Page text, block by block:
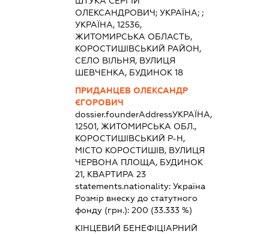
ОЛЕКСАНДРОВИЧ; УКРАЇНА; ;
УКРАЇНА, 12536,
ЖИТОМИРСЬКА ОБЛАСТЬ,
КОРОСТИШІВСЬКИЙ РАЙОН,
СЕЛО ВІЛЬНЯ, ВУЛИЦЯ
ШЕВЧЕНКА, БУДИНОК 18
ПРИДАНЦЕВ ОЛЕКСАНДР
ЄГОРОВИЧ
dossier.founderAddressУКРАЇНА,
12501, ЖИТОМИРСЬКА ОБЛ.,
КОРОСТИШІВСЬКИЙ Р-Н,
МІСТО КОРОСТИШІВ, ВУЛИЦЯ
ЧЕРВОНА ПЛОЩА, БУДИНОК
21, КВАРТИРА 23
statements.nationality: Україна
Розмір внеску до статутного
фонду (грн.): 200 (33.333 %)
КІНЦЕВИЙ БЕНЕФІЦІАРНИЙ